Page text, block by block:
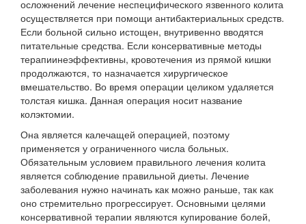
осложнений лечение неспецифического язвенного колита
осуществляется при помощи антибактериальных средств.
Если больной сильно истощен, внутривенно вводятся
питательные средства. Если консервативные методы
терапиинеэффективны, кровотечения из прямой кишки
продолжаются, то назначается хирургическое
вмешательство. Во время операции целиком удаляется
толстая кишка. Данная операция носит название
колэктомии.
Она является калечащей операцией, поэтому
применяется у ограниченного числа больных.
Обязательным условием правильного лечения колита
является соблюдение правильной диеты. Лечение
заболевания нужно начинать как можно раньше, так как
оно стремительно прогрессирует. Основными целями
консервативной терапии являются купирование болей,